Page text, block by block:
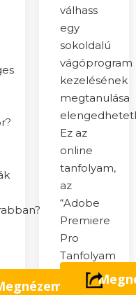
válhass
egy
sokoldalú
vágóprogram
kezelésének
megtanulása
Ez az
online
tanfolyam,
az
“Adobe
Premiere
Pro
Tanfolyam
Kez